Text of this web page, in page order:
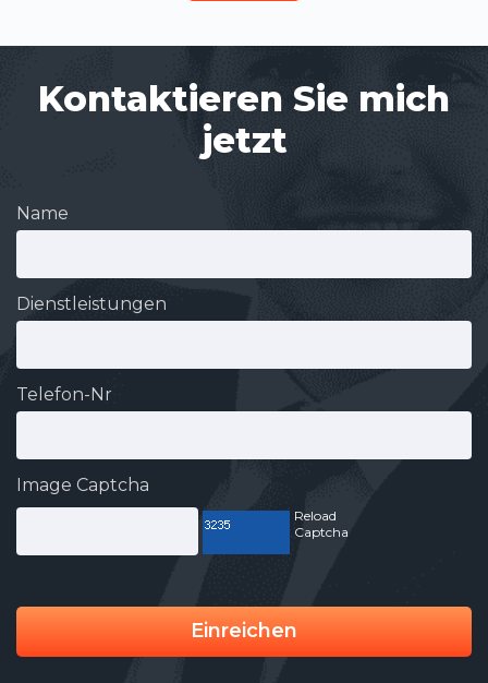
Kontaktieren Sie mich
jetzt
Name
Dienstleistungen
Telefon-Nr
Image Captcha
Reload
Captcha
Einreichen